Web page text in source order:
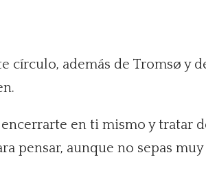
círculo, además de Tromsø y
en ti mismo y tratar
pensar, aunque no sepas